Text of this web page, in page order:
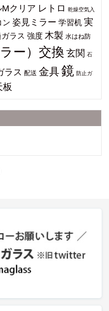
Mクリア レトロ 乾燥空気入
ン 姿見ミラー 学習机 実
ラス 強度 木製 水はね防
ー）交換 玄関 石
ラス 配送 金具鏡 防止ガ
板